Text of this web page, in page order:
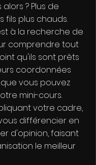
? Plus de
fils plus chauds.
à la recherche de
comprendre tout
qu'ils sont prêts
coordonnées
vous pouvez
mini-cours.
votre cadre,
différencier en
d'opinion, faisant
le meilleur